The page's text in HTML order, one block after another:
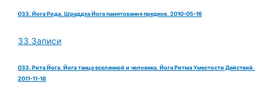
033. Йога Рода. Шраддха Йога памятования предков. 2010-05-16
33 Записи
033. Рита Йога. Йога танца вселенной и человека. Йога Ритма Уместости Действий.
2011-11-18